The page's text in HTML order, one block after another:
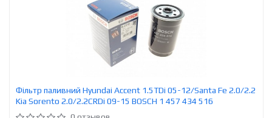
Фільтр паливний Hyundai Accent 1.5TDi 05-12/Santa Fe 2.0/2.2
Kia Sorento 2.0/2.2CRDi 09-15 BOSCH 1 457 434 516